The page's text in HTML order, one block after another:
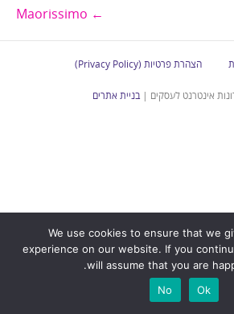
← Maorissimo
הצהרת פרטיות (Privacy Policy)
אינטרנט לעסקים |בניית אתרים
We use cookies to ensure that we
experience on our website. If you
will assume that you are
Ok
No